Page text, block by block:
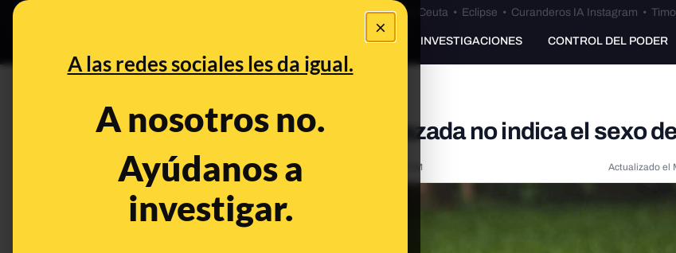
×
A las redes sociales les da igual.
A nosotros no.
Ayúdanos a
investigar.
Especial Ceuta•Bulos Ceuta • Eclipse • Curanderos IA Instagram •
PREBUNKING INVESTIGACIONES CONTROL DEL PODER
No, la forma de la tripa de la embarazada no indica el sexo
Publicado el Mar 17, 2021, 7:14:00 AM Actualizado el